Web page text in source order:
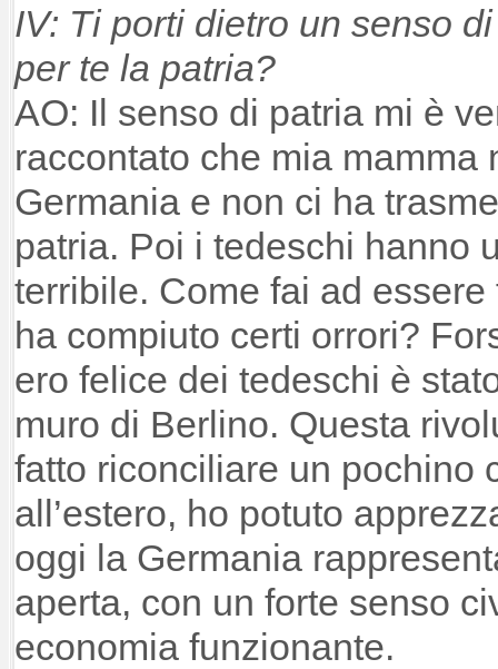
IV: Ti porti dietro un senso
per te la patria?
AO: Il senso di patria mi è
raccontato che mia mamma
Germania e non ci ha
patria. Poi i tedeschi hanno
terribile. Come fai ad
ha compiuto certi orrori?
ero felice dei tedeschi è
muro di Berlino. Questa
fatto riconciliare un pochino
all’estero, ho potuto
oggi la Germania
aperta, con un forte senso
economia funzionante.